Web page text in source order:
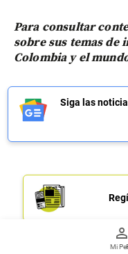
person
Mi
Para consultar
sobre sus temas de
Colombia y el
Siga las